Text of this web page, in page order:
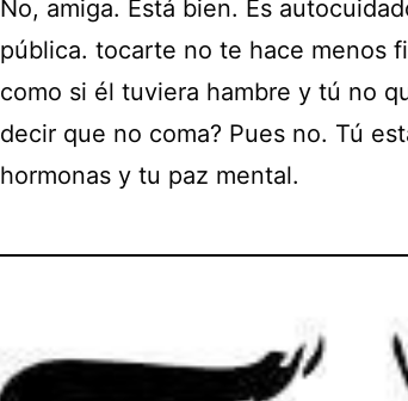
No, amiga. Está bien. Es
pública. tocarte no te hace menos
como si él tuviera hambre y tú no
decir que no coma? Pues no. Tú
hormonas y tu paz mental.